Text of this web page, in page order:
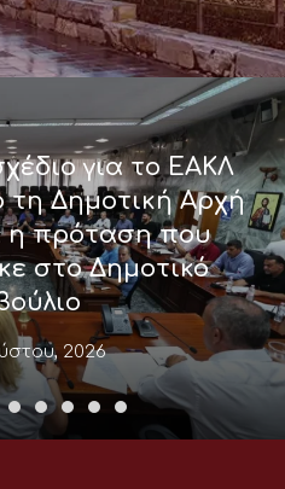
για το ΕΑΚΛ
Δημοτική Αρχή
η πρόταση που
στο Δημοτικό
2026